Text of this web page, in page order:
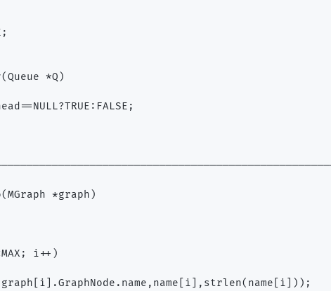
*Q)
*graph)
i++)